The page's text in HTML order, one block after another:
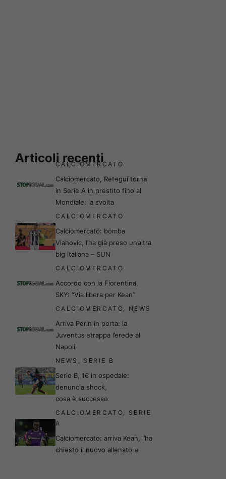
Articoli recenti
CALCIOMERCATO
Calciomercato, Retegui torna
in Serie A in prestito fino al
Mondiale: la svolta
CALCIOMERCATO
Calciomercato: bomba
Vlahovic, l’ha già preso un’altra
big italiana – SUN
CALCIOMERCATO
Accordo con la Fiorentina,
SKY: “Via libera per Kean”
CALCIOMERCATO NEWS
Arriva Perin in porta: la
Juventus strappa l’erede al
Napoli
NEWS SERIE B
Serie B, 16 in ospedale:
denuncia shock,
cosa è successo
CALCIOMERCATO
SERIE
A
Calciomercato: arriva Kean, l’ha
chiesto il nuovo allenatore